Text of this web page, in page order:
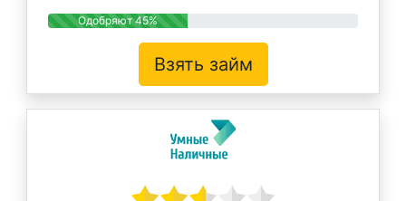
Одобряют 45%
Взять займ